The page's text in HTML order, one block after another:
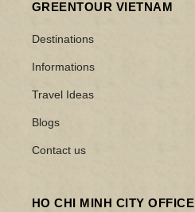
GREENTOUR VIETNAM
Destinations
Informations
Travel Ideas
Blogs
Contact us
HO CHI MINH CITY OFFICE